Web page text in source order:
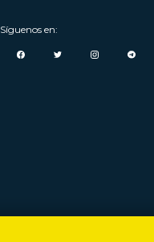
Síguenos en: